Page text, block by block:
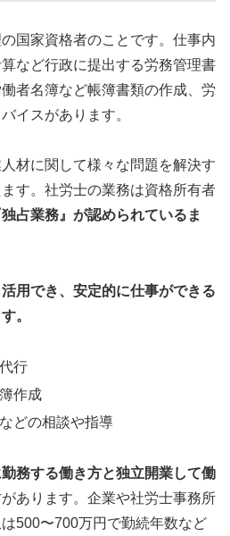
国家資格者のことです。仕事内
など行政に提出する労務管理書
者名簿など帳簿書類の作成、労
イスがあります。
材に関して様々な問題を解決す
す。社労士の業務は資格所有者
独占業務』が認められているま
用でき、安定的に仕事ができる
。
行
作成
どの相談や指導
務する働き方と独立開業して働
あります。企業や社労士事務所
500〜700万円で勤続年数など